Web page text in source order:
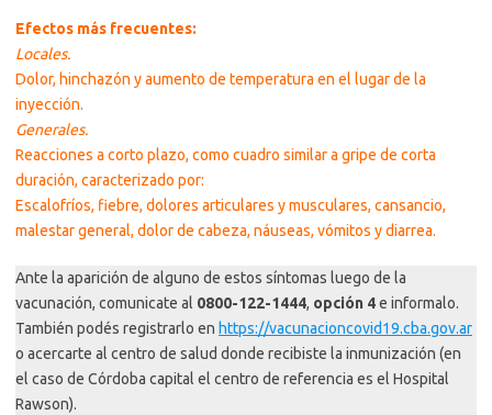
Efectos más frecuentes:
Locales.
Dolor, hinchazón y aumento de temperatura en el lugar de la
inyección.
Generales.
Reacciones a corto plazo, como cuadro similar a gripe de corta
duración, caracterizado por:
Escalofríos, fiebre, dolores articulares y musculares, cansancio,
malestar general, dolor de cabeza, náuseas, vómitos y diarrea.
Ante la aparición de alguno de estos síntomas luego de la
vacunación, comunicate al 0800-122-1444, opción 4e informalo.
También podés registrarlo en https://vacunacioncovid19.cba.gov.ar
o acercarte al centro de salud donde recibiste la inmunización (en
el caso de Córdoba capital el centro de referencia es el Hospital
Rawson).